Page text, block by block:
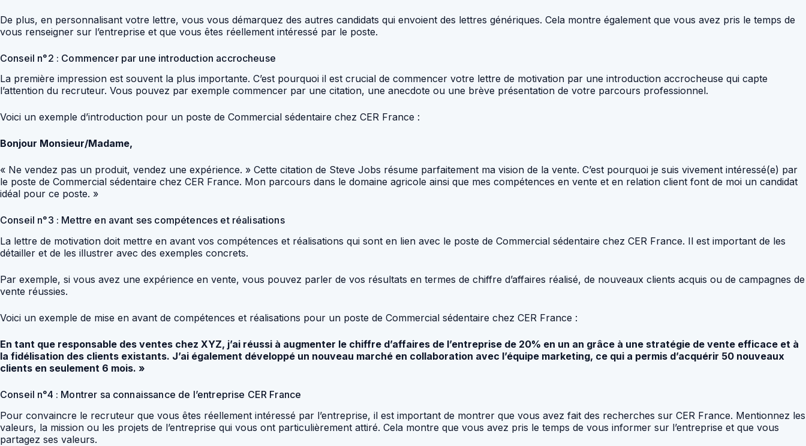
De plus, en personnalisant votre lettre, vous vous démarquez des autres candidats qui envoient des lettres génériques. Cela montre également que vous avez pris le temps de
vous renseigner sur l’entreprise et que vous êtes réellement intéressé par le poste.
Conseil n°2 : Commencer par une introduction accrocheuse
La première impression est souvent la plus importante. C’est pourquoi il est crucial de commencer votre lettre de motivation par une introduction accrocheuse qui capte
l’attention du recruteur. Vous pouvez par exemple commencer par une citation, une anecdote ou une brève présentation de votre parcours professionnel.
Voici un exemple d’introduction pour un poste de Commercial sédentaire chez CER France :
Bonjour Monsieur/Madame,
« Ne vendez pas un produit, vendez une expérience. » Cette citation de Steve Jobs résume parfaitement ma vision de la vente. C’est pourquoi je suis vivement intéressé(e) par
le poste de Commercial sédentaire chez CER France. Mon parcours dans le domaine agricole ainsi que mes compétences en vente et en relation client font de moi un candidat
idéal pour ce poste. »
Conseil n°3 : Mettre en avant ses compétences et réalisations
La lettre de motivation doit mettre en avant vos compétences et réalisations qui sont en lien avec le poste de Commercial sédentaire chez CER France. Il est important de les
détailler et de les illustrer avec des exemples concrets.
Par exemple, si vous avez une expérience en vente, vous pouvez parler de vos résultats en termes de chiffre d’affaires réalisé, de nouveaux clients acquis ou de campagnes de
vente réussies.
Voici un exemple de mise en avant de compétences et réalisations pour un poste de Commercial sédentaire chez CER France :
En tant que responsable des ventes chez XYZ, j’ai réussi à augmenter le chiffre d’affaires de l’entreprise de 20% en un an grâce à une stratégie de vente efficace et à
la fidélisation des clients existants. J’ai également développé un nouveau marché en collaboration avec l’équipe marketing, ce qui a permis d’acquérir 50 nouveaux
clients en seulement 6 mois. »
Conseil n°4 : Montrer sa connaissance de l’entreprise CER France
Pour convaincre le recruteur que vous êtes réellement intéressé par l’entreprise, il est important de montrer que vous avez fait des recherches sur CER France. Mentionnez les
valeurs, la mission ou les projets de l’entreprise qui vous ont particulièrement attiré. Cela montre que vous avez pris le temps de vous informer sur l’entreprise et que vous
partagez ses valeurs.